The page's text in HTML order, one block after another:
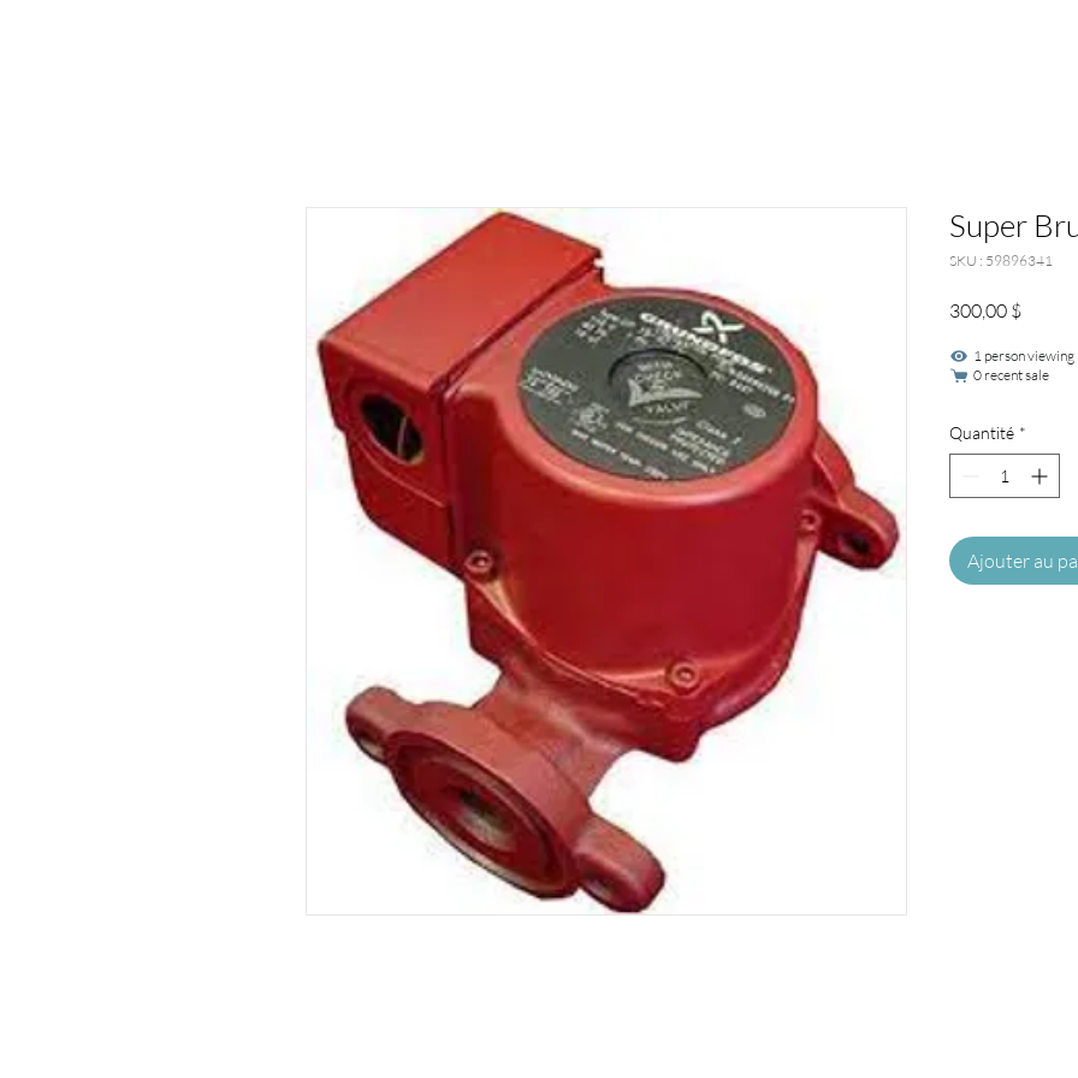
Super
SKU : 59896341
300,00 $Prix
1 person viewing
0 recent sale
Quantité *
Ajouter au